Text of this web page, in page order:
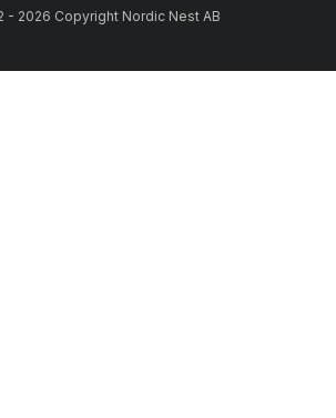
- 2026 Copyright Nordic Nest AB